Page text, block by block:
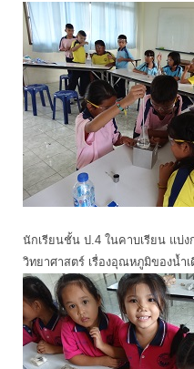
นักเรียนชั้น ป.4 ในคาบเรียน แบ่
วิทยาศาสตร์ เรื่องอุณหภูมิของน้ำเ